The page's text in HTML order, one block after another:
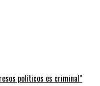
políticos es criminal”